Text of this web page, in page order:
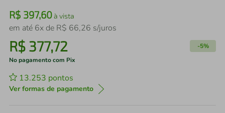
R$ 397,60à vista
em até 6x de R$ 66,26 s/juros
R$ 377,72 -5%
No pagamento com Pix
13.253 pontos
Ver formas de pagamento